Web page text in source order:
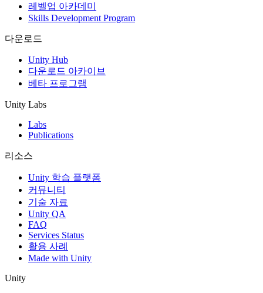
레벨업 아카데미
Skills Development Program
다운로드
Unity Hub
다운로드 아카이브
베타 프로그램
Unity Labs
Labs
Publications
리소스
Unity 학습 플랫폼
커뮤니티
기술 자료
Unity QA
FAQ
Services Status
활용 사례
Made with Unity
Unity